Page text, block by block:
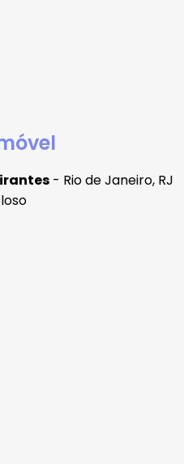
- Rio de Janeiro, RJ